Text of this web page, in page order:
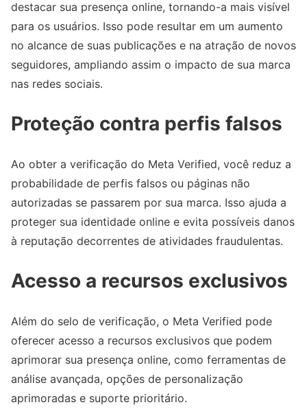
destacar sua presença online, tornando-a mais visível
para os usuários. Isso pode resultar em um aumento
no alcance de suas publicações e na atração de novos
seguidores, ampliando assim o impacto de sua marca
nas redes sociais.
Proteção contra perfis falsos
Ao obter a verificação do Meta Verified, você reduz a
probabilidade de perfis falsos ou páginas não
autorizadas se passarem por sua marca. Isso ajuda a
proteger sua identidade online e evita possíveis danos
à reputação decorrentes de atividades fraudulentas.
Acesso a recursos exclusivos
Além do selo de verificação, o Meta Verified pode
oferecer acesso a recursos exclusivos que podem
aprimorar sua presença online, como ferramentas de
análise avançada, opções de personalização
aprimoradas e suporte prioritário.